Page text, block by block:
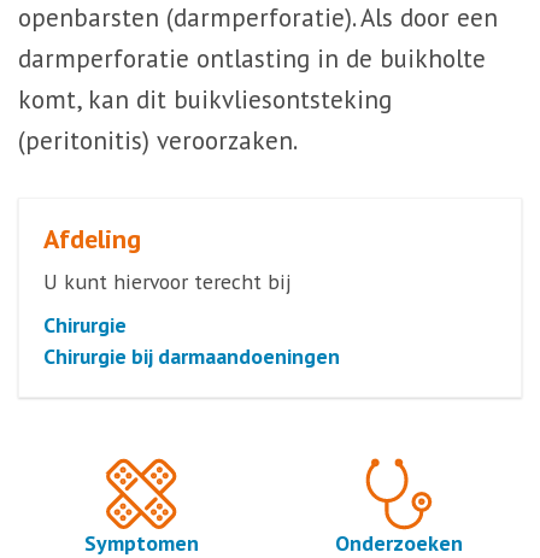
openbarsten (darmperforatie). Als door een
darmperforatie ontlasting in de buikholte
komt, kan dit buikvliesontsteking
(peritonitis) veroorzaken.
Afdeling
U kunt hiervoor terecht bij
Chirurgie
Chirurgie bij darmaandoeningen
Symptomen Onderzoeken